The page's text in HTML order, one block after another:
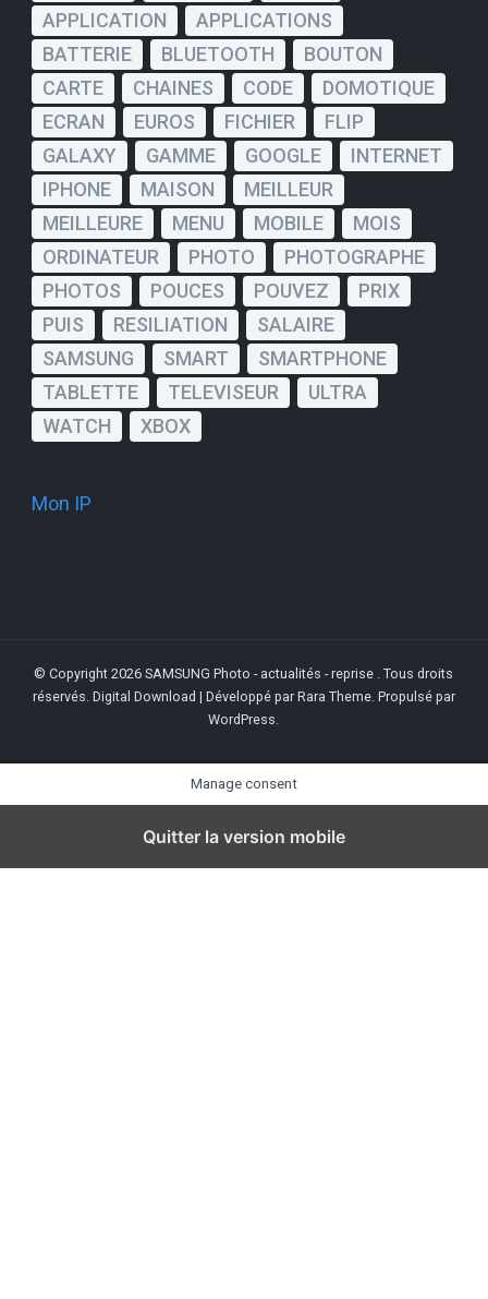
APPLICATION
APPLICATIONS
BATTERIE
BLUETOOTH
BOUTON
CARTE
CHAINES CODE
DOMOTIQUE
ECRAN
EUROS FICHIER
FLIP
GALAXY
GAMME GOOGLE
INTERNET
IPHONE
MAISON
MEILLEUR
MEILLEURE
MENU MOBILE
MOIS
ORDINATEUR
PHOTO
PHOTOGRAPHE
PHOTOS
POUCES POUVEZ
PRIX
PUIS
RESILIATION
SALAIRE
SAMSUNG
SMART
SMARTPHONE
TABLETTE
TELEVISEUR
ULTRA
WATCH
XBOX
Mon IP
© Copyright 2026SAMSUNG Photo - actualités - reprise . Tous droits
réservés. Digital Download | Développé par Rara Theme. Propulsé par
WordPress.
Manage consent
Quitter la version mobile